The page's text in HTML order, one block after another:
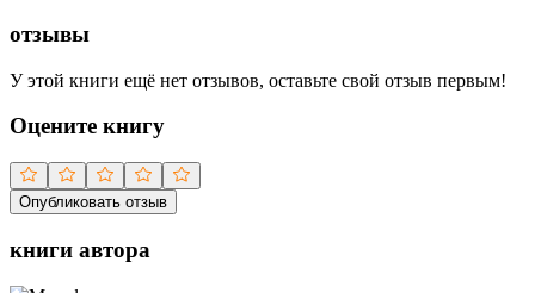
отзывы
У этой книги ещё нет отзывов, оставьте свой отзыв первым!
Оцените книгу
Опубликовать отзыв
книги автора